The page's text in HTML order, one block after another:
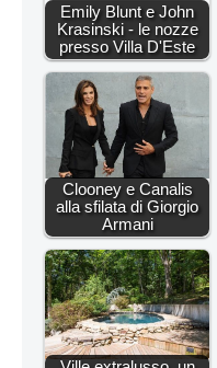
Emily Blunt e John
Krasinski - le nozze
presso Villa D'Este
Clooney e Canalis
alla sfilata di Giorgio
Armani